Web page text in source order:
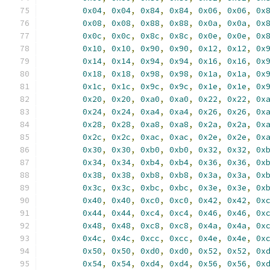
0x04, 0x04, 0x84, 0x84, 0x06, 0x06,
0x08, 0x08, 0x88, 0x88, 0x0a, 0x0a,
0x0c, 0x0c, 0x8c, 0x8c, 0x0e, 0x0e,
0x10, 0x10, 0x90, 0x90, 0x12, 0x12,
0x14, 0x14, 0x94, 0x94, 0x16, 0x16,
0x18, 0x18, 0x98, 0x98, 0x1a, 0x1a,
0x1c, 0x1c, 0x9c, 0x9c, 0x1e, 0x1e,
0x20, 0x20, 0xa0, 0xa0, 0x22, 0x22,
0x24, 0x24, 0xa4, 0xa4, 0x26, 0x26,
0x28, 0x28, 0xa8, 0xa8, 0x2a, 0x2a,
0x2c, 0x2c, 0xac, 0xac, 0x2e, 0x2e,
0x30, 0x30, 0xb0, 0xb0, 0x32, 0x32,
0x34, 0x34, 0xb4, 0xb4, 0x36, 0x36,
0x38, 0x38, 0xb8, 0xb8, 0x3a, 0x3a,
0x3c, 0x3c, 0xbc, 0xbc, 0x3e, 0x3e,
0x40, 0x40, 0xc0, 0xc0, 0x42, 0x42,
0x44, 0x44, 0xc4, 0xc4, 0x46, 0x46,
0x48, 0x48, 0xc8, 0xc8, 0x4a, 0x4a,
0x4c, 0x4c, 0xcc, 0xcc, 0x4e, 0x4e,
0x50, 0x50, 0xd0, 0xd0, 0x52, 0x52,
0x54, 0x54, 0xd4, 0xd4, 0x56, 0x56,